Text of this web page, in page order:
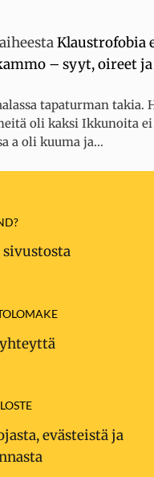
aiheestaKlaustrofobia
– syyt, oireet
tapaturman takia.
oli kaksi Ikkunoita ei
a oli kuuma ja…
evästeistä ja